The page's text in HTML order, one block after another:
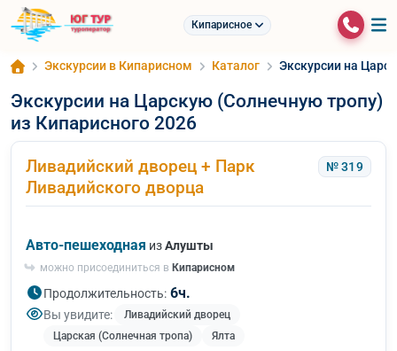
Кипарисное
Экскурсии в Кипарисном Каталог Экскурсии на
Экскурсии на Царскую (Солнечную тропу)
из Кипарисного 2026
Ливадийский дворец + Парк
Ливадийского дворца
№ 319
Авто-пешеходная изАлушты
можно присоединиться в Кипарисном
Продолжительность: 6ч.
Вы увидите:
Ливадийский дворец
Царская (Солнечная тропа)
Ялта